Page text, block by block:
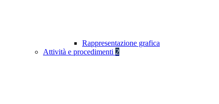
Rappresentazione grafica
Attività e procedimenti 2